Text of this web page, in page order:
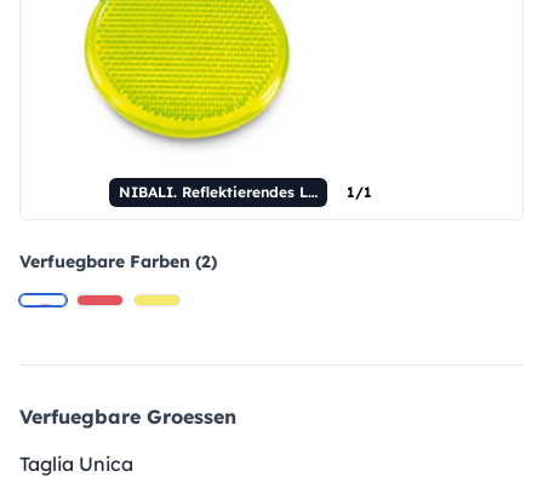
NIBALI. Reflektierendes Licht mit 3 LEDs 1/1
Verfuegbare Farben (2)
Verfuegbare Groessen
Taglia Unica